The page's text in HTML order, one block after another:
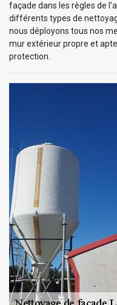
façade dans les règles de
différents types de
nous déployons tous nos
mur extérieur propre et
protection.